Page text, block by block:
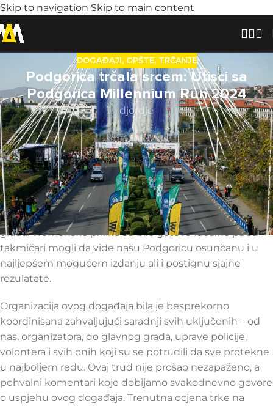
Skip to navigation Skip to main content
DOGAĐAJI, OPŠTE, TRČANJE
Podgorica trčala srcem: Utisci sa
Podgorica Millennium Run 2024
djordje
Podgorica je 10. novembra 2024. bila trkački centar ovog
dijela Evrope okupivši više od 2.000 učesnika iz čak 35
zemalja na jednom od najljepših događaja godine –
Podgorica Millennium Run. Ova trka, koju
organizujemo sa posebnim ponosom, spojila je
profesionalne atletičare i rekreativce, šireći dobru
atmosferu i energiju ulicama i mostovima glavnog
grada. Vremenske prilike su bile gotovo idealne pa su
takmičari mogli da vide našu Podgoricu osunčanu i u
najljepšem mogućem izdanju ali i postignu sjajne
rezulatate.
Organizacija ovog događaja bila je besprekorno
koordinisana zahvaljujući saradnji svih uključenih – od
nas, organizatora, do glavnog grada, uprave policije,
volontera i svih onih koji su se potrudili da sve protekne
u najboljem redu. Ovaj trud nije prošao nezapaženo, a
pohvalni komentari koje dobijamo svakodnevno govore
o uspjehu ovog događaja. Trenutna ocjena trke na